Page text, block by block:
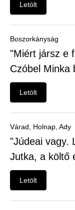
Letölt
Boszorkányság
"Miért jársz e
Czóbel Minka
Letölt
Várad, Holnap, Ady
"Júdeai vagy.
Jutka, a költő
Letölt